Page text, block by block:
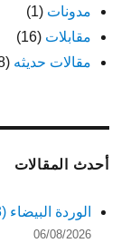
مدونات (1)
مقابلات (16)
مقالات حديثه (18)
أحدث المقالات
الوردة البيضاء (1933)
06/08/2026